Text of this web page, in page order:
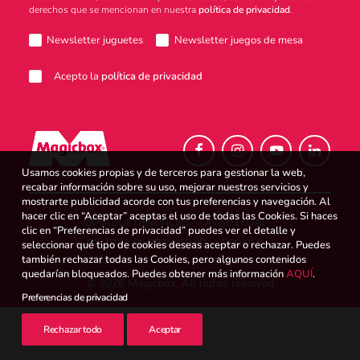
Atención al consumidor
Intranet
España
Search
derechos que se mencionan en nuestrapolítica de privacidad.
Newsletter juguetes Newsletter juegos de mesa
Acepto la política de privacidad
© 2026 Magicbox.
CANAL DE DENUNCIAS
AVISO LEGAL
POLÍTICA DE PRIVACIDAD
COOKIES
Usamos cookies propias y de terceros para gestionar la web,
recabar información sobre su uso, mejorar nuestros servicios y
mostrarte publicidad acorde con tus preferencias y navegación. Al
hacer clic en “Aceptar” aceptas el uso de todas las Cookies. Si haces
clic en “Preferencias de privacidad” puedes ver el detalle y
seleccionar qué tipo de cookies deseas aceptar o rechazar. Puedes
también rechazar todas las Cookies, pero algunos contenidos
quedarían bloqueados. Puedes obtener más informaciónAQUÍ.
Preferencias de privacidad
Rechazar todo Aceptar